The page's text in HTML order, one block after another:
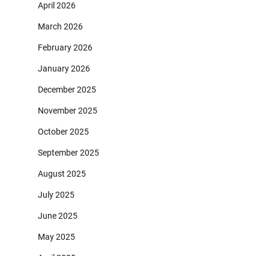
April 2026
March 2026
February 2026
January 2026
December 2025
November 2025
October 2025
September 2025
August 2025
July 2025
June 2025
May 2025